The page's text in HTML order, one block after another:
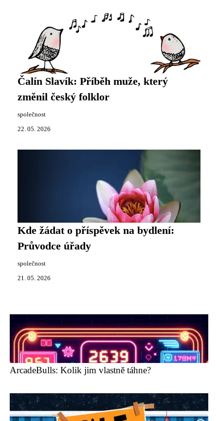
Čalín Slavík: Příběh muže, který
změnil český folklor
společnost
22. 05. 2026
Kde žádat o příspěvek na bydlení:
Průvodce úřady
společnost
21. 05. 2026
ArcadeBulls: Kolik jim vlastně táhne?